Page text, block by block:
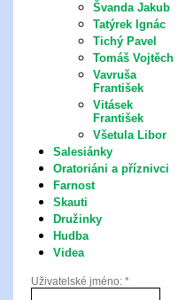
Švanda Jakub
Tatýrek Ignác
Tichý Pavel
Tomáš Vojtěch
Vavruša
František
Vitásek
František
Všetula Libor
Salesiánky
Oratoriáni a příznivci
Farnost
Skauti
Družinky
Hudba
Videa
Uživatelské jméno: *